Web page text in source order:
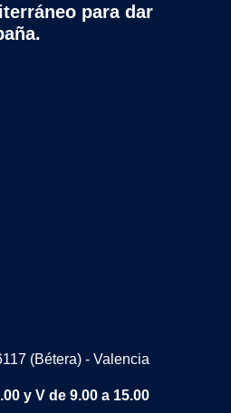
para dar
(Bétera) - Valencia
y V de 9.00 a 15.00